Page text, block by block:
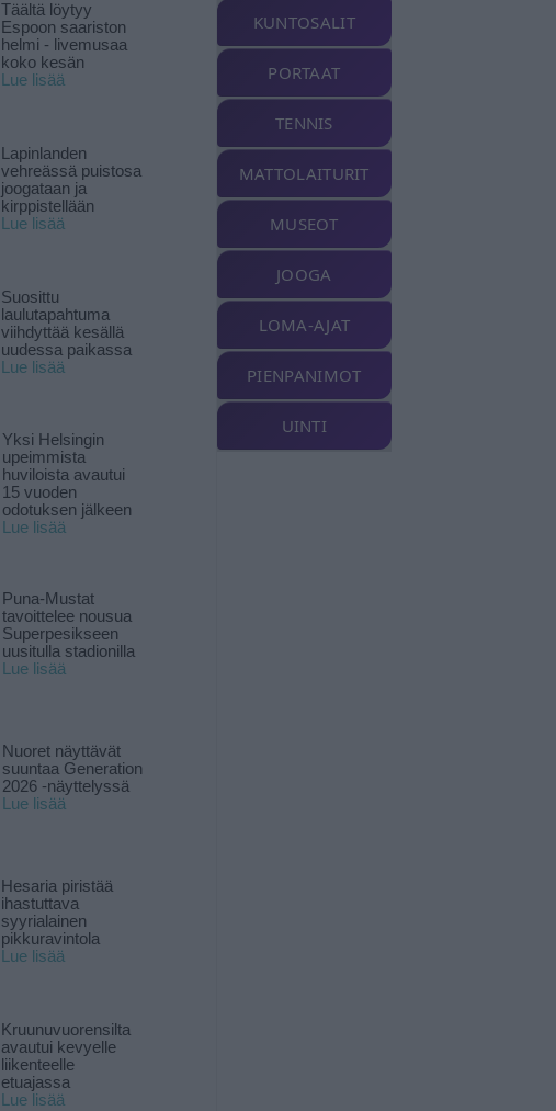
Täältä löytyy
Espoon saariston
helmi - livemusaa
koko kesän
Lue lisää
Lapinlanden
vehreässä puistosa
joogataan ja
kirppistellään
Lue lisää
Suosittu
laulutapahtuma
viihdyttää kesällä
uudessa paikassa
Lue lisää
Yksi Helsingin
upeimmista
huviloista avautui
15 vuoden
odotuksen jälkeen
Lue lisää
Puna-Mustat
tavoittelee nousua
Superpesikseen
uusitulla stadionilla
Lue lisää
Nuoret näyttävät
suuntaa Generation
2026 -näyttelyssä
Lue lisää
Hesaria piristää
ihastuttava
syyrialainen
pikkuravintola
Lue lisää
Kruunuvuorensilta
avautui kevyelle
liikenteelle
etuajassa
Lue lisää
KUNTOSALIT
PORTAAT
TENNIS
MATTOLAITURIT
MUSEOT
JOOGA
LOMA-AJAT
PIENPANIMOT
UINTI